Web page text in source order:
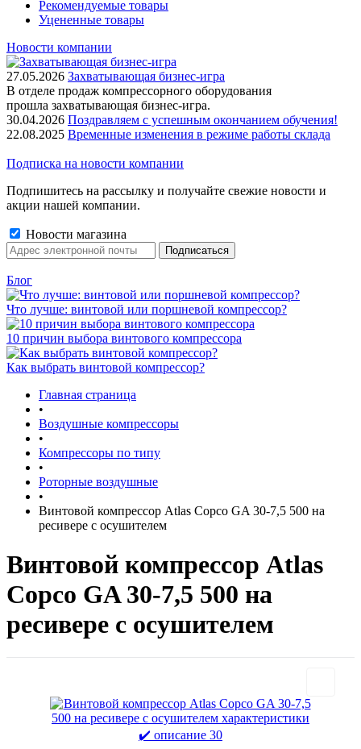
Рекомендуемые товары
Уцененные товары
Новости компании
27.05.2026 Захватывающая бизнес-игра
В отделе продаж компрессорного оборудования
прошла захватывающая бизнес-игра.
30.04.2026 Поздравляем с успешным окончанием обучения!
22.08.2025 Временные изменения в режиме работы склада
Подписка на новости компании
Подпишитесь на рассылку и получайте свежие новости и
акции нашей компании.
Новости магазина
Блог
Что лучше: винтовой или поршневой компрессор?
10 причин выбора винтового компрессора
Как выбрать винтовой компрессор?
Главная страница
•
Воздушные компрессоры
•
Компрессоры по типу
•
Роторные воздушные
•
Винтовой компрессор Atlas Copco GA 30-7,5 500 на
ресивере с осушителем
Винтовой компрессор Atlas
Copco GA 30-7,5 500 на
ресивере с осушителем